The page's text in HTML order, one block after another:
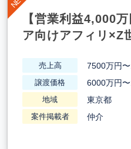
【営業利益4,000
ア向けアフィリ×Z
売上高 7500万円
譲渡価格 6000万円
地域 東京都
案件掲載者 仲介